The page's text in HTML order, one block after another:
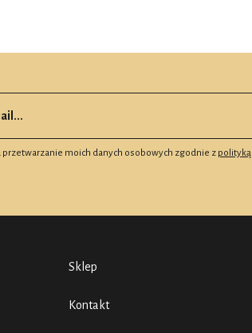
przetwarzanie moich danych osobowych zgodnie z polityką
Sklep
Kontakt